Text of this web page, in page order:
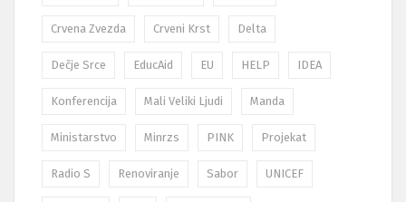
Crvena Zvezda Crveni Krst Delta
Dečje Srce EducAid EU HELP IDEA
Konferencija Mali Veliki Ljudi Manda
Ministarstvo Minrzs PINK Projekat
Radio S Renoviranje Sabor UNICEF